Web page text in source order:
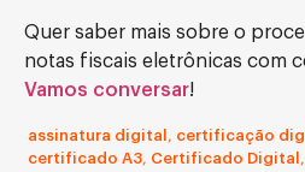
Quer saber mais sobre o
notas fiscais eletrônicas com
Vamos conversar!
assinatura digital , certificação
certificado A3, Certificado Digital ,